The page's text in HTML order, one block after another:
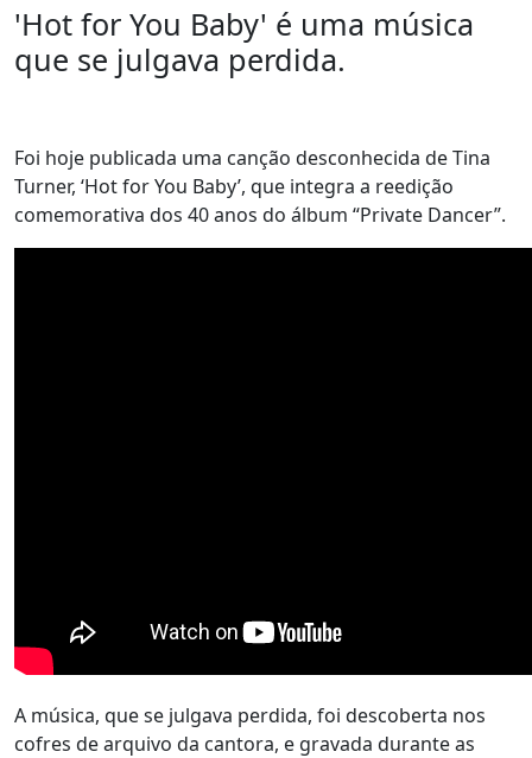
'Hot for You Baby' é uma música
que se julgava perdida.
Foi hoje publicada uma canção desconhecida de Tina
Turner, ‘Hot for You Baby’, que integra a reedição
comemorativa dos 40 anos do álbum “Private Dancer”.
A música, que se julgava perdida, foi descoberta nos
cofres de arquivo da cantora, e gravada durante as